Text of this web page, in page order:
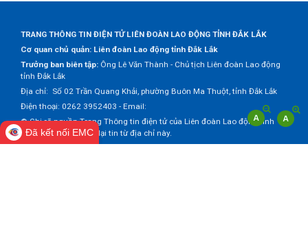
TRANG THÔNG TIN ĐIỆN TỬ LIÊN ĐOÀN LAO ĐỘNG TỈNH ĐẮK LẮK
Cơ quan chủ quản: Liên đoàn Lao động tỉnh Đắk Lắk
Trưởng ban biên tập: Ông Lê Văn Thành - Chủ tịch Liên đoàn Lao động
tỉnh Đắk Lắk
Địa chỉ: Số 02 Trần Quang Khải, phường Buôn Ma Thuột, tỉnh Đắk Lắk
Điện thoại: 0262 3952403 - Email:
© Ghi rõ nguồn Trang Thông tin điện tử của Liên đoàn Lao động tỉnh
Đắk Lắk khi trích dẫn lại tin từ địa chỉ này.
Đã kết nối EMC